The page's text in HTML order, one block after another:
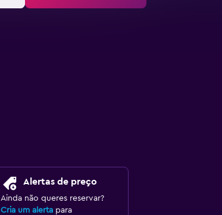
Alertas de preço
Ainda não queres reservar?
Cria um alertapara